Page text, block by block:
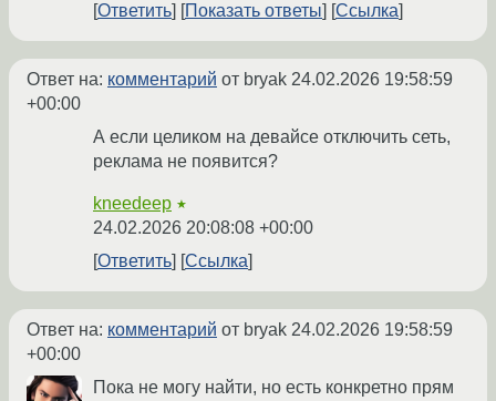
Ответить Показать ответы Ссылка
Ответ на: комментарий от bryak 24.02.2026 19:58:59
+00:00
А если целиком на девайсе отключить сеть,
реклама не появится?
kneedeep ★
24.02.2026 20:08:08 +00:00
Ответить
Ссылка
Ответ на: комментарий от bryak 24.02.2026 19:58:59
+00:00
Пока не могу найти, но есть конкретно прям